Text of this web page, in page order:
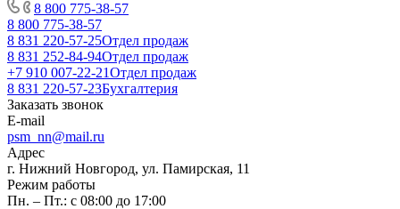
8 800 775-38-57
8 800 775-38-57
8 831 220-57-25Отдел продаж
8 831 252-84-94Отдел продаж
+7 910 007-22-21Отдел продаж
8 831 220-57-23Бухгалтерия
Заказать звонок
E-mail
psm_nn@mail.ru
Адрес
г. Нижний Новгород, ул. Памирская, 11
Режим работы
Пн. – Пт.: с 08:00 до 17:00